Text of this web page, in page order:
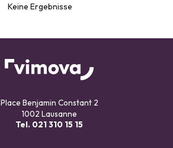
Keine Ergebnisse
Place Benjamin Constant 2
1002 Lausanne
Tel. 021 310 15 15